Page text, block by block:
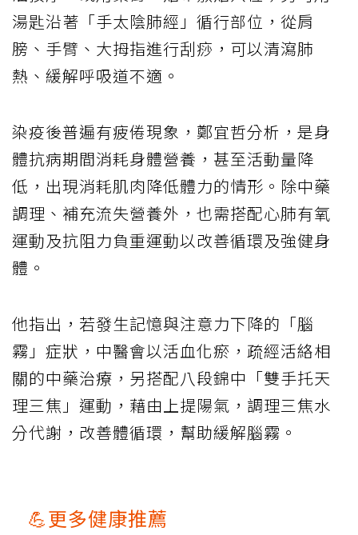
湯匙沿著「手太陰肺經」循行部位，從肩
膀、手臂、大拇指進行刮痧，可以清瀉肺
熱、緩解呼吸道不適。
染疫後普遍有疲倦現象，鄭宜哲分析，是身
體抗病期間消耗身體營養，甚至活動量降
低，出現消耗肌肉降低體力的情形。除中藥
調理、補充流失營養外，也需搭配心肺有氧
運動及抗阻力負重運動以改善循環及強健身
體。
他指出，若發生記憶與注意力下降的「腦
霧」症狀，中醫會以活血化瘀，疏經活絡相
關的中藥治療，另搭配八段錦中「雙手托天
理三焦」運動，藉由上提陽氣，調理三焦水
分代謝，改善體循環，幫助緩解腦霧。
💪更多健康推薦